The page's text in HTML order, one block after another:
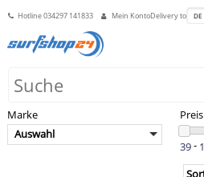
Hotline034297 141833 Mein KontoDelivery to
Marke
Auswahl
Preis
-